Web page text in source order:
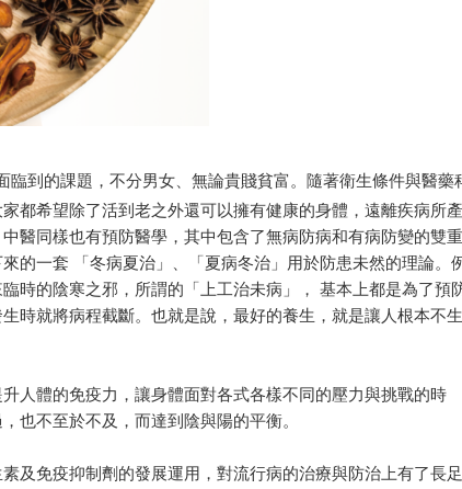
臨到的課題，不分男女、無論貴賤貧富。隨著衛生條件與醫藥
都希望除了活到老之外還可以擁有健康的身體，遠離疾病所產
醫同樣也有預防醫學，其中包含了無病防病和有病防變的雙重
的一套 「冬病夏治」、「夏病冬治」用於防患未然的理論。
時的陰寒之邪，所謂的「上工治未病」， 基本上都是為了預
時就將病程截斷。也就是說，最好的養生，就是讓人根本不生
人體的免疫力，讓身體面對各式各樣不同的壓力與挑戰的時
也不至於不及，而達到陰與陽的平衡。
及免疫抑制劑的發展運用，對流行病的治療與防治上有了長足